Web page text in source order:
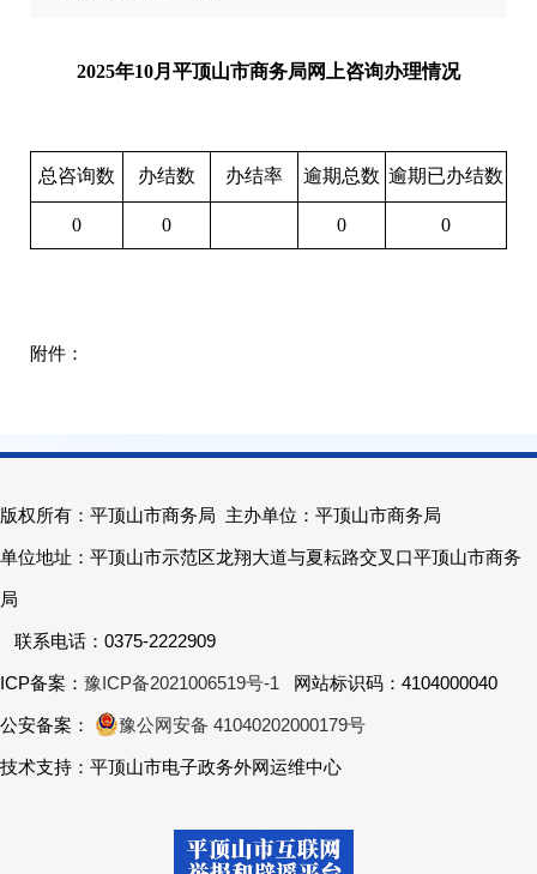
2025年10月平顶山市商务局网上咨询办理情况
总咨询数 办结数 办结率 逾期总数 逾期已办结数
0 0 0 0
版权所有：平顶山市商务局 主办单位：平顶山市商务局
单位地址：平顶山市示范区龙翔大道与夏耘路交叉口平顶山市商务
局
联系电话：0375-2222909
ICP备案： 豫ICP备2021006519号-1 网站标识码：4104000040
公安备案： 豫公网安备 41040202000179号
技术支持：平顶山市电子政务外网运维中心